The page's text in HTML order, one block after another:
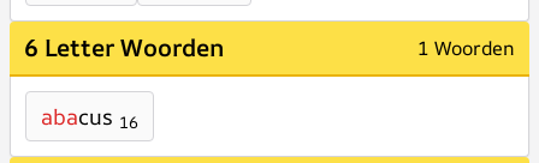
6 Letter Woorden 1 Woorden
abacus 16